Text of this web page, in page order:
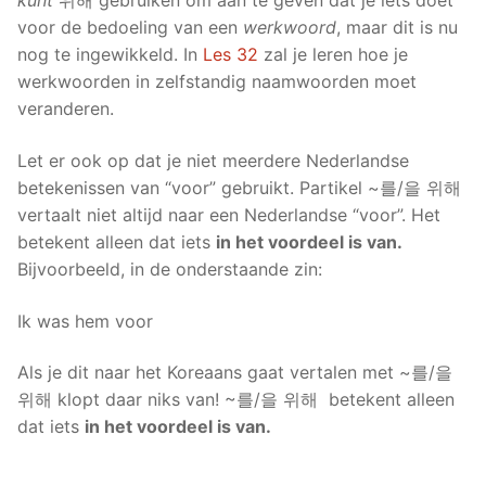
voor de bedoeling van een werkwoord, maar dit is nu
nog te ingewikkeld. In Les 32 zal je leren hoe je
werkwoorden in zelfstandig naamwoorden moet
veranderen.
Let er ook op dat je niet meerdere Nederlandse
betekenissen van “voor” gebruikt. Partikel ~를/을 위해
vertaalt niet altijd naar een Nederlandse “voor”. Het
betekent alleen dat iets in het voordeel is van.
Bijvoorbeeld, in de onderstaande zin:
Ik was hem voor
Als je dit naar het Koreaans gaat vertalen met ~를/을
위해 klopt daar niks van! ~를/을 위해 betekent alleen
dat iets in het voordeel is van.